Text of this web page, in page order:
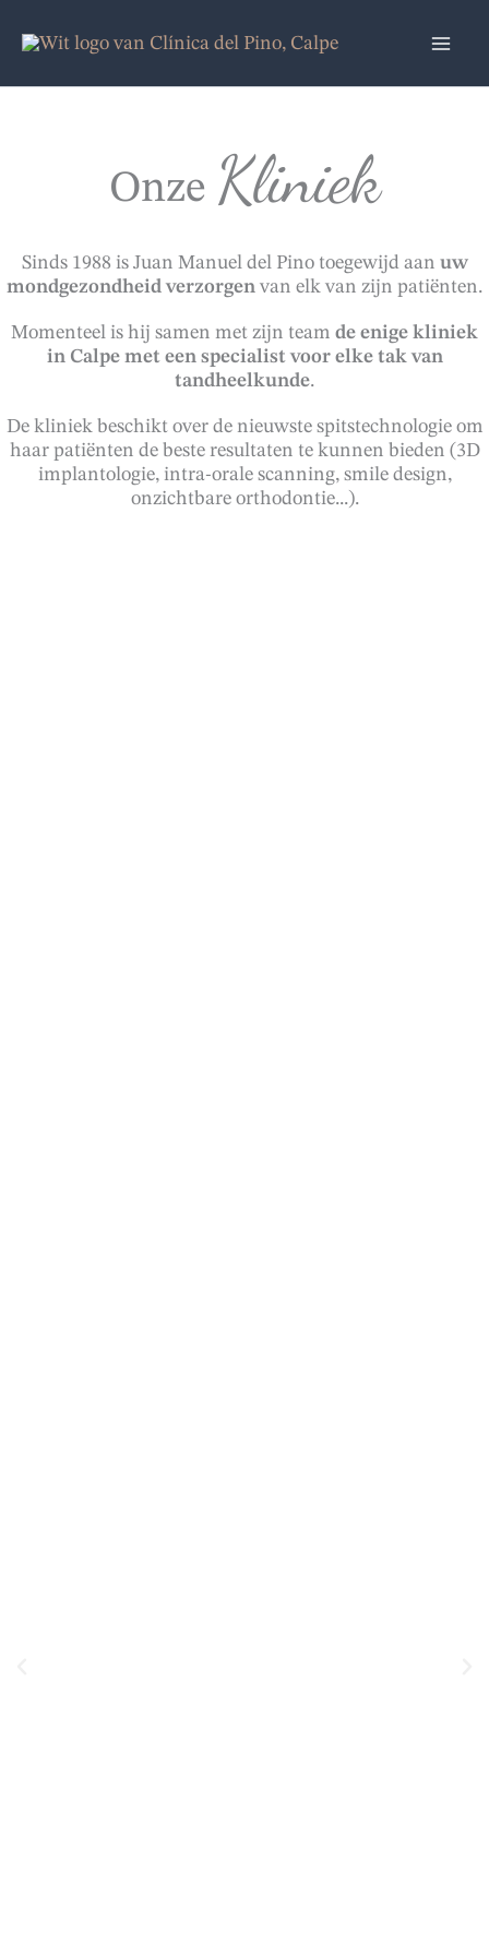
naar
Onze Kliniek
Sinds 1988 is Juan Manuel del Pino toegewijd aan uw
mondgezondheid verzorgen van elk van zijn patiënten.
Momenteel is hij samen met zijn team de enige kliniek
in Calpe met een specialist voor elke tak van
tandheelkunde.
De kliniek beschikt over de nieuwste spitstechnologie om
haar patiënten de beste resultaten te kunnen bieden (3D
implantologie, intra-orale scanning, smile design,
onzichtbare orthodontie...).